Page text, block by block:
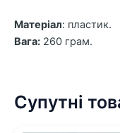
Матеріал: пластик.
Вага: 260 грам.
Супутні